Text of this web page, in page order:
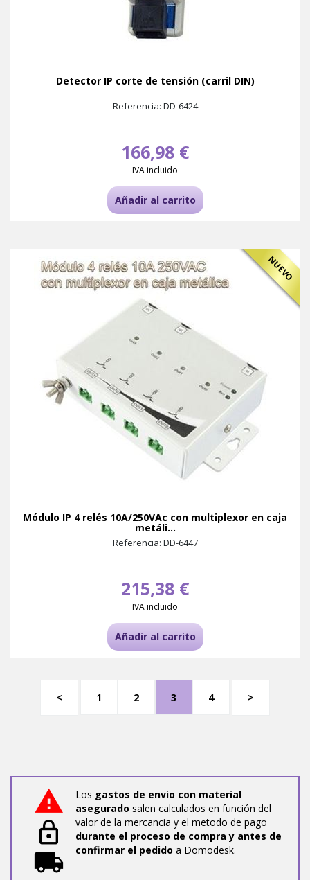
Detector IP corte de tensión (carril DIN)
Referencia: DD-6424
166,98 €
IVA incluido
Añadir al carrito
NUEVO
Módulo IP 4 relés 10A/250VAc con multiplexor en caja
metáli...
Referencia: DD-6447
215,38 €
IVA incluido
Añadir al carrito
< 1 2 3 4 >
Los gastos de envio con material
asegurado salen calculados en función del
valor de la mercancia y el metodo de pago
durante el proceso de compra y antes de
confirmar el pedido a Domodesk.